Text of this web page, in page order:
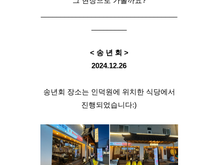
< 송 년 회 >
2024.12.26
송년회 장소는 인덕원에 위치한 식당에서
진행되었습니다:)